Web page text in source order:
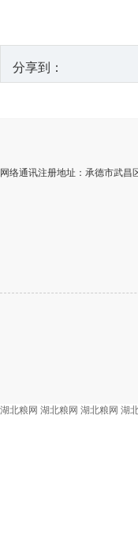
分享到：
网络通讯注册地址：承德市武昌
湖北粮网 湖北粮网 湖北粮网 湖